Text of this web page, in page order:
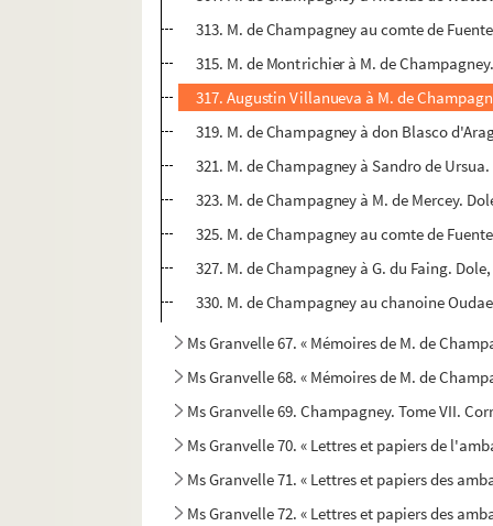
313. M. de Champagney au comte de
315. M. de Montrichier à M. de
317. Augustin Villanueva à M. de
319. M. de Champagney à don Blasco
321. M. de Champagney à Sandro de
323. M. de Champagney à M. de Mercey.
325. M. de Champagney au comte de
327. M. de Champagney à G. du Faing.
330. M. de Champagney au chanoine
Ms Granvelle 67. « Mémoires de M. de
Ms Granvelle 68. « Mémoires de M. de
Ms Granvelle 69. Champagney. Tome VII.
Ms Granvelle 70. « Lettres et papiers de
Ms Granvelle 71. « Lettres et papiers des
Ms Granvelle 72. « Lettres et papiers des